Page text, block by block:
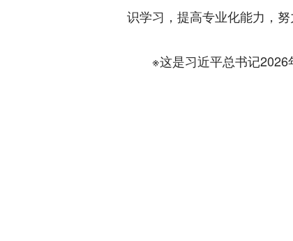
识学习，提高专业化能力，
※这是习近平总书记2026